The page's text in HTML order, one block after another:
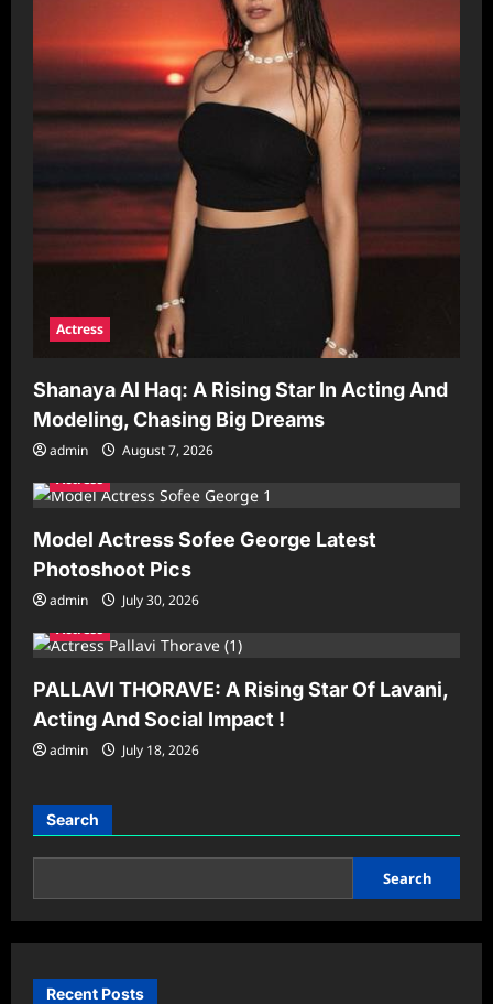
n
Actress
Shanaya Al Haq: A Rising Star In Acting And
Modeling, Chasing Big Dreams
admin
August 7, 2026
Actress
Model Actress Sofee George Latest
Photoshoot Pics
admin
July 30, 2026
Actress
PALLAVI THORAVE: A Rising Star Of Lavani,
Acting And Social Impact !
admin July 18, 2026
Search
Search
Recent Posts